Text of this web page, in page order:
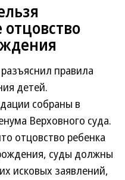
отцовство
правила
детей.
собраны в
Верховного суда.
отцовство ребенка
суды должны
исковых заявлений,